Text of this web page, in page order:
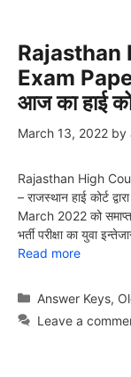
Rajasthan
Exam
आज का हाई
March 13, 2022 by
Rajasthan High
– राजस्थान हाई कोर्ट
March 2022 को
भर्ती परीक्षा का युवा
Read more
Categories
Answer Keys,
Leave a